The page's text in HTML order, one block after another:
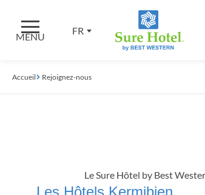
MENU
FR
Accueil Rejoignez-nous
Le Sure Hôtel by Best
Les Hôtels Kermibien